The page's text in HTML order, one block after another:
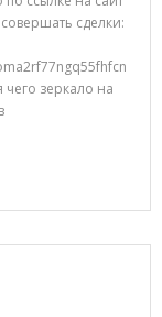
сделки:
зеркало на